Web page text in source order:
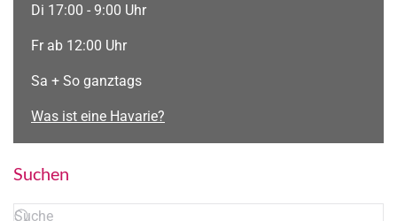
Di 17:00 - 9:00 Uhr
Fr ab 12:00 Uhr
Sa + So ganztags
Was ist eine Havarie?
Suchen